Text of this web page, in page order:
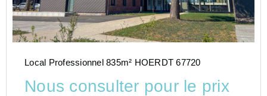
Local Professionnel 835m² HOERDT 67720
Nous consulter pour le prix